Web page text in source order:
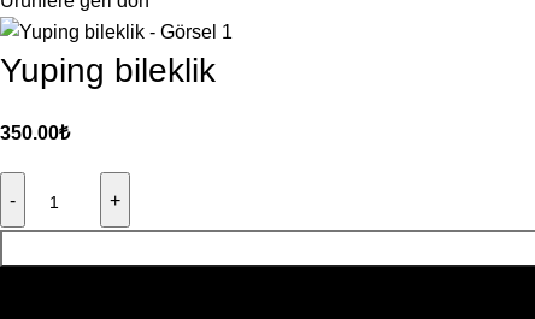
Yuping bileklik
350.00₺